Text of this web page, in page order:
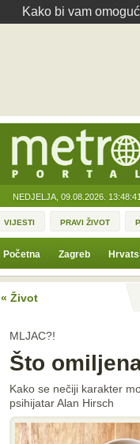
Kako bi vam
NEDJELJA, 09.08.2026. 13:48:41
VIJESTI PRAVI ŽIVOT
Početna Zagreb
« Život
MLJAC?!
Što
Kako se nečiji karakter
psihijatar Alan Hirsch